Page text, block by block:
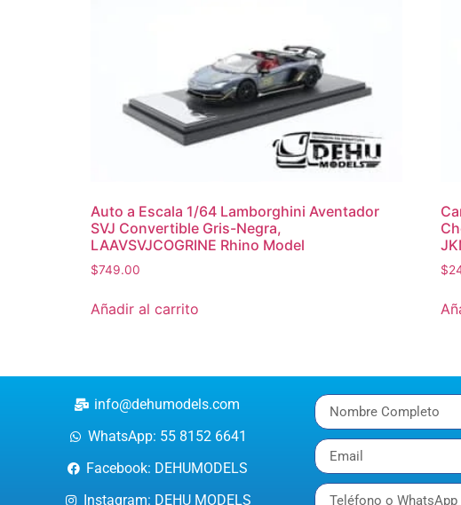
Auto a Escala 1/64 Lamborghini Aventador
SVJ Convertible Gris-Negra,
LAAVSVJCOGRINE Rhino Model
$749.00
Añadir al carrito
$
info@dehumodels.com
WhatsApp: 55 8152 6641
Facebook: DEHUMODELS
Instagram: DEHU MODELS